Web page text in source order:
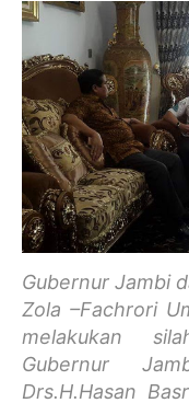
Gubernur Jambi
Zola –Fachrori
melakukan
Gubernur
Drs.H.Hasan